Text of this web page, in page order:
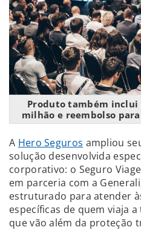
Produto também inclui
milhão e reembolso
A Hero Seguros ampliou
solução desenvolvida
corporativo: o Seguro
em parceria com a
estruturado para atender
específicas de quem viaja
que vão além da proteção